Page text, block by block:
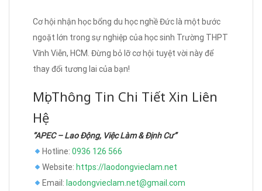
Cơ hội nhận học bổng du học nghề Đức là một bước
ngoặt lớn trong sự nghiệp của học sinh Trường THPT
Vĩnh Viễn, HCM. Đừng bỏ lỡ cơ hội tuyệt vời này để
thay đổi tương lai của bạn!
Mọi Thông Tin Chi Tiết Xin Liên
Hệ
“APEC – Lao Động, Việc Làm & Định Cư”
Hotline: 0936 126 566
Website: https://laodongvieclam.net
Email: laodongvieclam.net@gmail.com